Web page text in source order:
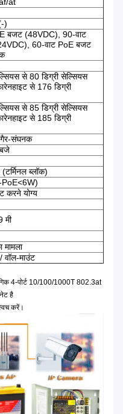
at
)
बजट (48VDC), 90-वाट
60-वाट PoE बजट
से 80 डिग्री सेल्सियस
से 176 डिग्री
से 85 डिग्री सेल्सियस
से 185 डिग्री
संघनक
ब्लॉक)
करने योग्य
मी
मामला
माउंट
4-पोर्ट 10/100/1000T 802.3at
है
करें।